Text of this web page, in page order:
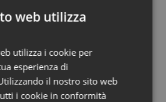
& Testa Collo
“Una vita spesa per la
web utilizza
utilizza i cookie per
esperienza di
il nostro sito web
i cookie in conformità